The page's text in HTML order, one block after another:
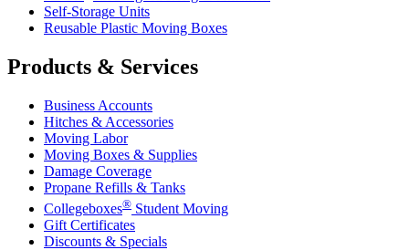
Self-Storage Units
Reusable Plastic Moving Boxes
Products & Services
Business Accounts
Hitches & Accessories
Moving Labor
Moving Boxes & Supplies
Damage Coverage
Propane Refills & Tanks
Collegeboxes® Student Moving
Gift Certificates
Discounts & Specials